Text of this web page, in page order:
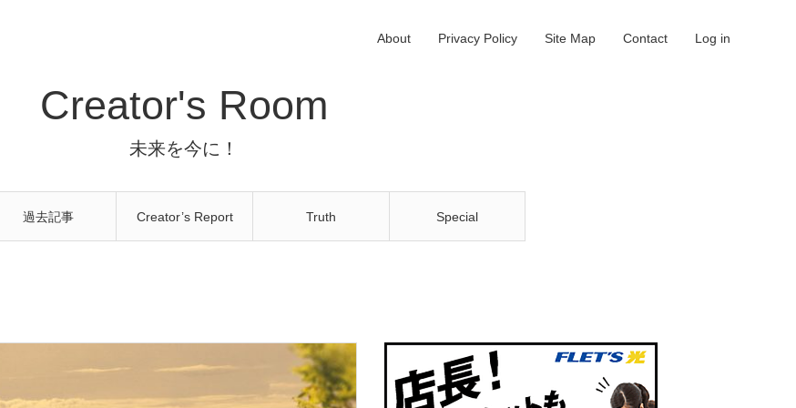
Creator's Room
未来を今に！
過去記事 Creator’s Report Truth Special
About Privacy Policy Site Map Contact Log in